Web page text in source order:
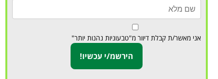
אני מאשר/ת קבלת דיוור מ"טבעוניות נהנות יותר"